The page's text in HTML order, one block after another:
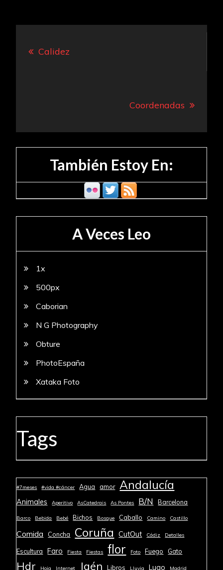
Calidez
Coordenadas
También Estoy En:
A Veces Leo
1x
500px
Caborian
N G Photography
Obture
PhotoEspaña
Xataka Foto
Tags
#7meses #vida #cáncer Agua amor Andalucía
Animales Aperitivo AsCatedrais As Pontes B/N Barcelona
Barco Bebida Bebé Bichos Bosque Caballo Camino Castillo
Comida Concha Coruña CutOut Cádiz Detalles
Escultura Faro Fiesta Fiestas flor Foto Fuego Gato
Hdr Hoja Internet Jaén Libros Lluvia Lugo Madrid